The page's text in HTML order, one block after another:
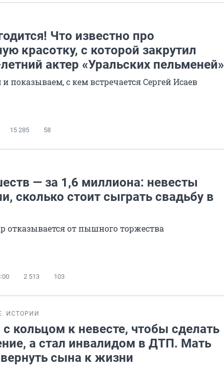
Что известно про
красотку, с которой закрутил
актер «Уральских пельменей»
показываем, с кем встречается Сергей Исаев
15 285 58
— за 1,6 миллиона: невесты
сколько стоит сыграть свадьбу в
отказывается от пышного торжества
2 513 103
ИСТОРИИ
с кольцом к невесте, чтобы сделать
а стал инвалидом в ДТП. Мать
сына к жизни